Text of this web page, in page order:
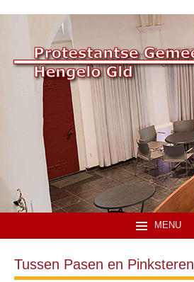
MENU
Tussen Pasen en Pinksteren